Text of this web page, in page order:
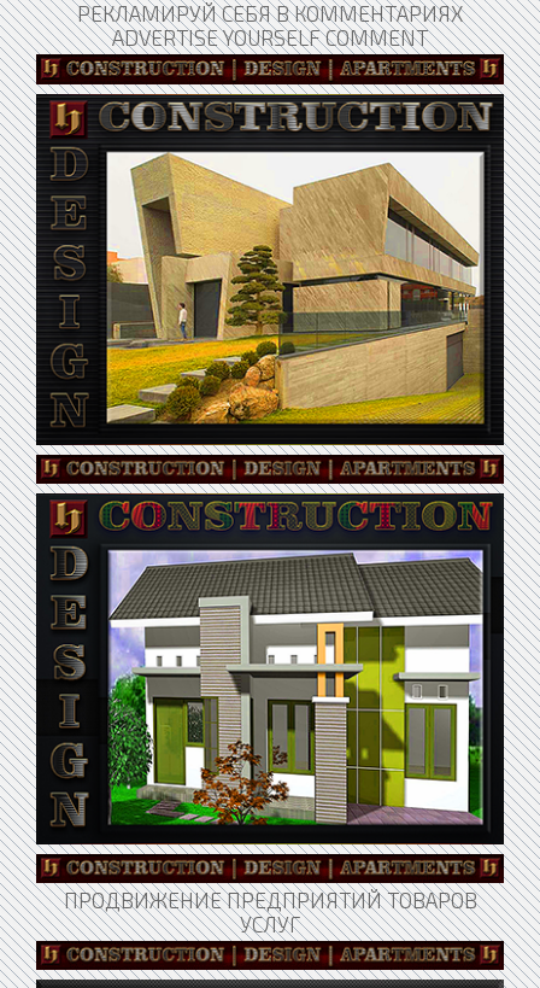
РЕКЛАМИРУЙ СЕБЯ В КОММЕНТАРИЯХ
ADVERTISE YOURSELF COMMENT
ПРОДВИЖЕНИЕ ПРЕДПРИЯТИЙ ТОВАРОВ
УСЛУГ